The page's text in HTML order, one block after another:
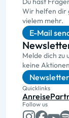
Wir helfen dir
vielem mehr.
E-Mail
Melde dich zu
keine
Quicklinks
Anreise
Follow us